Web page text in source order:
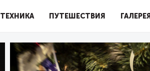
ТЕХНИКА ПУТЕШЕСТВИЯ ГАЛЕРЕЯ